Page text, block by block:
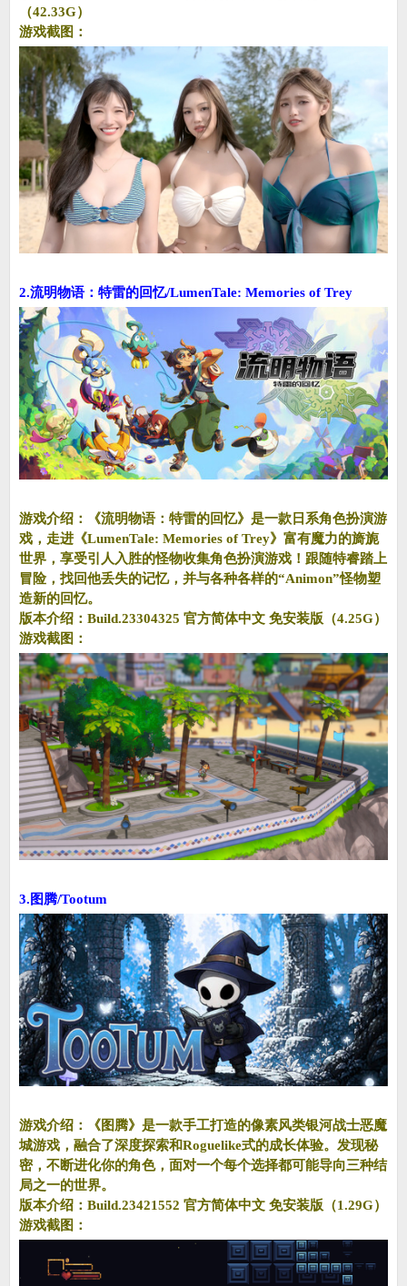
（42.33G）
游戏截图：
2.流明物语：特雷的回忆/LumenTale: Memories of Trey
游戏介绍：《流明物语：特雷的回忆》是一款日系角色扮演游
戏，走进《LumenTale: Memories of Trey》富有魔力的旖旎
世界，享受引人入胜的怪物收集角色扮演游戏！跟随特睿踏上
冒险，找回他丢失的记忆，并与各种各样的“Animon”怪物塑
造新的回忆。
版本介绍：Build.23304325 官方简体中文 免安装版（4.25G）
游戏截图：
3.图腾/Tootum
游戏介绍：《图腾》是一款手工打造的像素风类银河战士恶魔
城游戏，融合了深度探索和Roguelike式的成长体验。发现秘
密，不断进化你的角色，面对一个每个选择都可能导向三种结
局之一的世界。
版本介绍：Build.23421552 官方简体中文 免安装版（1.29G）
游戏截图：